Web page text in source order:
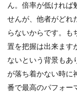
ん。倍率が低ければ
せんが、他者がどれ
らないからです。も
置を把握は出来ます
ないという背景もあ
が落ち着かない時に
番で最高のパフォー